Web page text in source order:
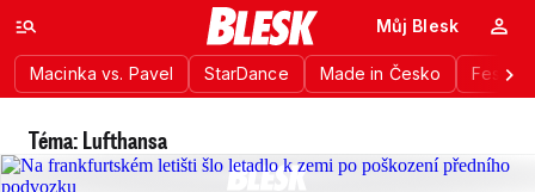
Macinka vs. Pavel StarDance Made in Česko
Můj Blesk
Téma: Lufthansa